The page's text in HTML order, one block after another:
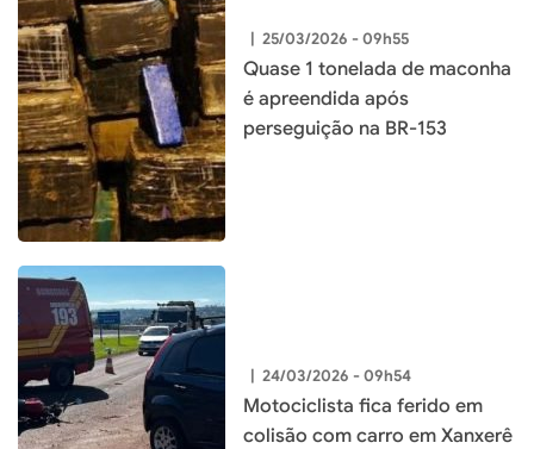
| 25/03/2026 - 09h55
Quase 1 tonelada de maconha
é apreendida após
perseguição na BR-153
| 24/03/2026 - 09h54
Motociclista fica ferido em
colisão com carro em Xanxerê